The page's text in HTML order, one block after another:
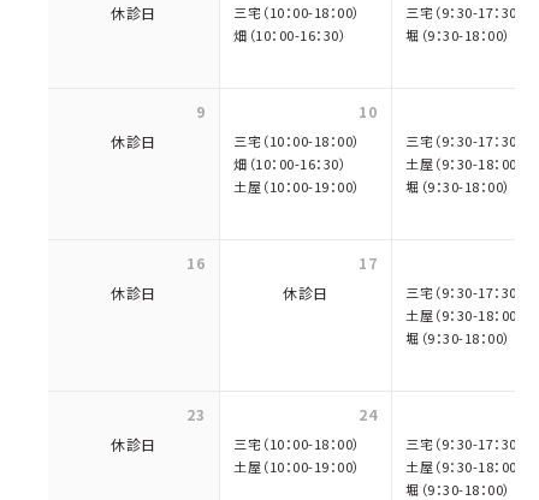
休診日
三宅（10：00-18：00）
畑（10：00-16：30）
三宅（9：30-17：30）
堀（9：30-18：00）
9
休診日
10
三宅（10：00-18：00）
畑（10：00-16：30）
土屋（10：00-19：00）
三宅（9：30-17：30）
土屋（9：30-18：00）
堀（9：30-18：00）
16
休診日
17
休診日
三宅（9：30-17：30）
土屋（9：30-18：00）
堀（9：30-18：00）
23
休診日
24
三宅（10：00-18：00）
土屋（10：00-19：00）
三宅（9：30-17：30）
土屋（9：30-18：00）
堀（9：30-18：00）